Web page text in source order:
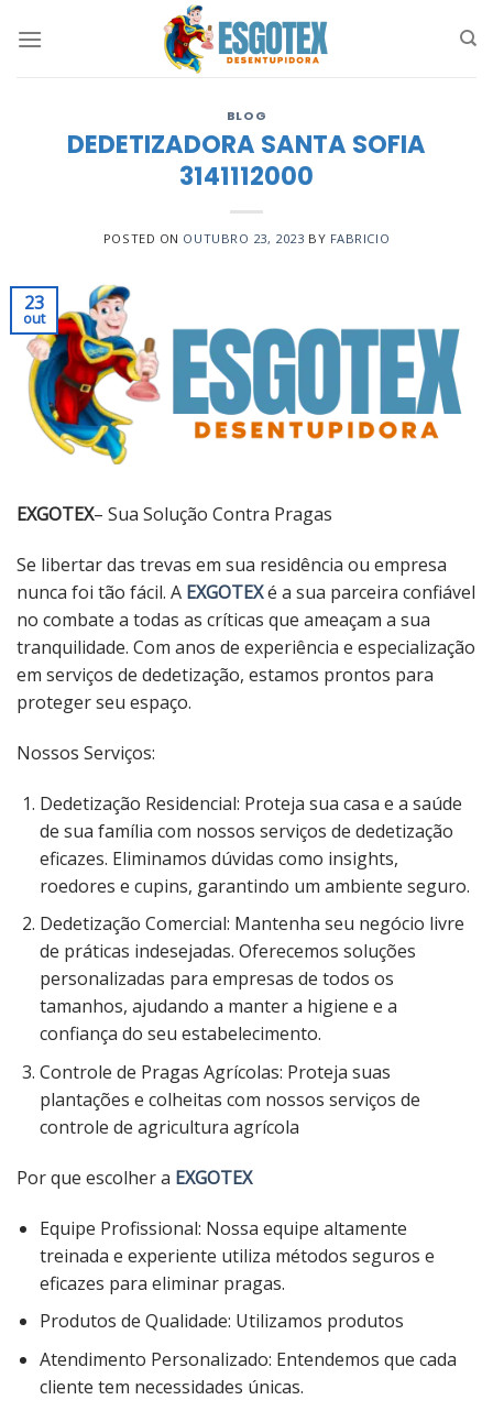
BLOG
DEDETIZADORA SANTA SOFIA
3141112000
POSTED ON OUTUBRO 23, 2023 BY FABRICIO
23
out
EXGOTEX– Sua Solução Contra Pragas
Se libertar das trevas em sua residência ou empresa
nunca foi tão fácil. A EXGOTEXé a sua parceira confiável
no combate a todas as críticas que ameaçam a sua
tranquilidade. Com anos de experiência e especialização
em serviços de dedetização, estamos prontos para
proteger seu espaço.
Nossos Serviços:
Dedetização Residencial: Proteja sua casa e a saúde
de sua família com nossos serviços de dedetização
eficazes. Eliminamos dúvidas como insights,
roedores e cupins, garantindo um ambiente seguro.
Dedetização Comercial: Mantenha seu negócio livre
de práticas indesejadas. Oferecemos soluções
personalizadas para empresas de todos os
tamanhos, ajudando a manter a higiene e a
confiança do seu estabelecimento.
Controle de Pragas Agrícolas: Proteja suas
plantações e colheitas com nossos serviços de
controle de agricultura agrícola
Por que escolher a EXGOTEX
Equipe Profissional: Nossa equipe altamente
treinada e experiente utiliza métodos seguros e
eficazes para eliminar pragas.
Produtos de Qualidade: Utilizamos produtos
Atendimento Personalizado: Entendemos que cada
cliente tem necessidades únicas.